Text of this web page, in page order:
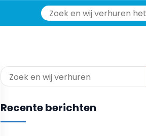
Recente berichten